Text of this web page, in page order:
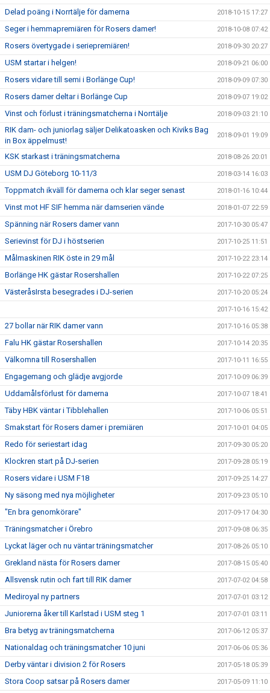
Delad poäng i Norrtälje för damerna 2018-10-15 17:27
Seger i hemmapremiären för Rosers damer! 2018-10-08 07:42
Rosers övertygade i seriepremiären! 2018-09-30 20:27
USM startar i helgen! 2018-09-21 06:00
Rosers vidare till semi i Borlänge Cup! 2018-09-09 07:30
Rosers damer deltar i Borlänge Cup 2018-09-07 19:02
Vinst och förlust i träningsmatcherna i Norrtälje 2018-09-03 21:10
RIK dam- och juniorlag säljer Delikatoasken och Kiviks Bag
in Box äppelmust!
2018-09-01 19:09
KSK starkast i träningsmatcherna 2018-08-26 20:01
USM DJ Göteborg 10-11/3 2018-03-14 16:03
Toppmatch ikväll för damerna och klar seger senast 2018-01-16 10:44
Vinst mot HF SIF hemma när damserien vände 2018-01-07 22:59
Spänning när Rosers damer vann 2017-10-30 05:47
Serievinst för DJ i höstserien 2017-10-25 11:51
Målmaskinen RIK öste in 29 mål 2017-10-22 23:14
Borlänge HK gästar Rosershallen 2017-10-22 07:25
VästeråsIrsta besegrades i DJ-serien 2017-10-20 05:24
2017-10-16 15:42
27 bollar när RIK damer vann 2017-10-16 05:38
Falu HK gästar Rosershallen 2017-10-14 20:35
Välkomna till Rosershallen 2017-10-11 16:55
Engagemang och glädje avgjorde 2017-10-09 06:39
Uddamålsförlust för damerna 2017-10-07 18:41
Täby HBK väntar i Tibblehallen 2017-10-06 05:51
Smakstart för Rosers damer i premiären 2017-10-01 04:05
Redo för seriestart idag 2017-09-30 05:20
Klockren start på DJ-serien 2017-09-28 05:19
Rosers vidare i USM F18 2017-09-25 14:27
Ny säsong med nya möjligheter 2017-09-23 05:10
"En bra genomkörare" 2017-09-17 04:30
Träningsmatcher i Örebro 2017-09-08 06:35
Lyckat läger och nu väntar träningsmatcher 2017-08-26 05:10
Grekland nästa för Rosers damer 2017-08-15 05:40
Allsvensk rutin och fart till RIK damer 2017-07-02 04:58
Mediroyal ny partners 2017-07-01 03:12
Juniorerna åker till Karlstad i USM steg 1 2017-07-01 03:11
Bra betyg av träningsmatcherna 2017-06-12 05:37
Nationaldag och träningsmatcher 10 juni 2017-06-06 05:36
Derby väntar i division 2 för Rosers 2017-05-18 05:39
Stora Coop satsar på Rosers damer 2017-05-09 11:10